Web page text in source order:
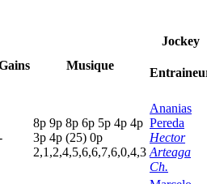
Musique
Jockey
8p 9p 8p 6p 5p 4p 4p
3p 4p (25) 0p
2,1,2,4,5,6,6,7,6,0,4,3
Ananias
Pereda
Hector
Arteaga
Ch.